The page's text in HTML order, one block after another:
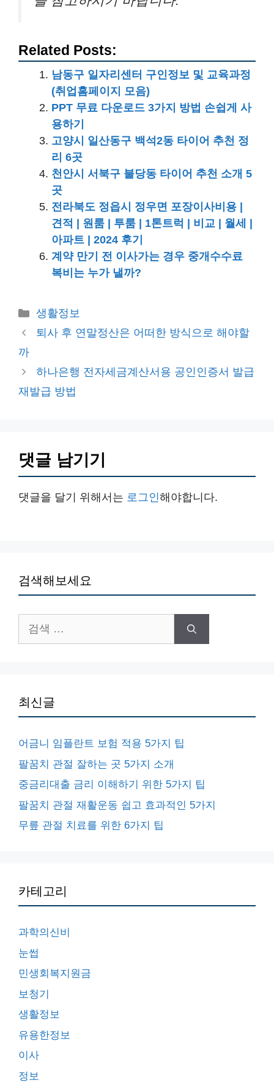
Related Posts:
남동구 일자리센터 구인정보 및 교육과정
(취업홈페이지 모음)
PPT 무료 다운로드 3가지 방법 손쉽게 사
용하기
고양시 일산동구 백석2동 타이어 추천 정
리 6곳
천안시 서북구 불당동 타이어 추천 소개 5
곳
전라북도 정읍시 정우면 포장이사비용 |
견적 | 원룸 | 투룸 | 1톤트럭 | 비교 | 월세 |
아파트 | 2024 후기
계약 만기 전 이사가는 경우 중개수수료
복비는 누가 낼까?
카
테
생활정보
퇴사 후 연말정산은 어떠한 방식으로 해야할
까
하나은행 전자세금계산서용 공인인증서 발급
재발급 방법
댓글 남기기
댓글을 달기 위해서는 로그인해야합니다.
검색해보세요
색:
최신글
어금니 임플란트 보험 적용 5가지 팁
팔꿈치 관절 잘하는 곳 5가지 소개
중금리대출 금리 이해하기 위한 5가지 팁
팔꿈치 관절 재활운동 쉽고 효과적인 5가지
무릎 관절 치료를 위한 6가지 팁
카테고리
과학의신비
눈썹
민생회복지원금
보청기
생활정보
유용한정보
이사
정보